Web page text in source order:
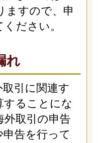
ますので、申
ださい。
れ
引に関連す
することにな
外取引の申告
告を行って